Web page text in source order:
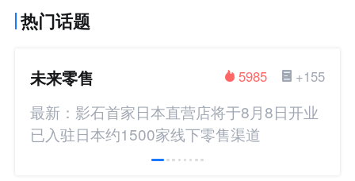
热门话题
未来零售 +155
5985
最新：影石首家日本直营店将于8月8日开业
已入驻日本约1500家线下零售渠道